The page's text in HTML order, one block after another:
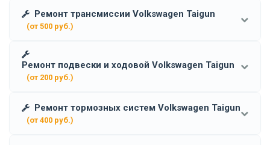
Ремонт трансмиссии Volkswagen Taigun
(от 500 руб.)
Ремонт подвески и ходовой Volkswagen Taigun
(от 200 руб.)
Ремонт тормозных систем Volkswagen Taigun
(от 400 руб.)